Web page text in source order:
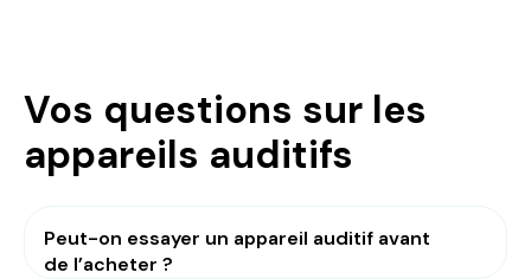
Vos questions sur les
appareils auditifs
Peut-on essayer un appareil auditif avant
de l’acheter ?